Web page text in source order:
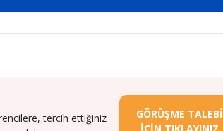
tercih ettiğiniz
GÖRÜŞME TALEBİ